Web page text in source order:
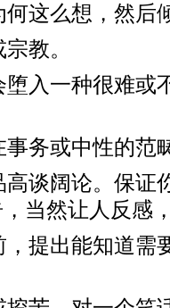
这么想，然后
教。
入一种很难或
务或中性的范
谈阔论。保证
当然让人反感
提出能知道需